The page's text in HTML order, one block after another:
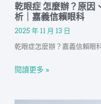
乾眼症 怎麼辦？原因
析｜嘉義信賴眼科
2025 年 11 月 13 日
閱讀更多 »